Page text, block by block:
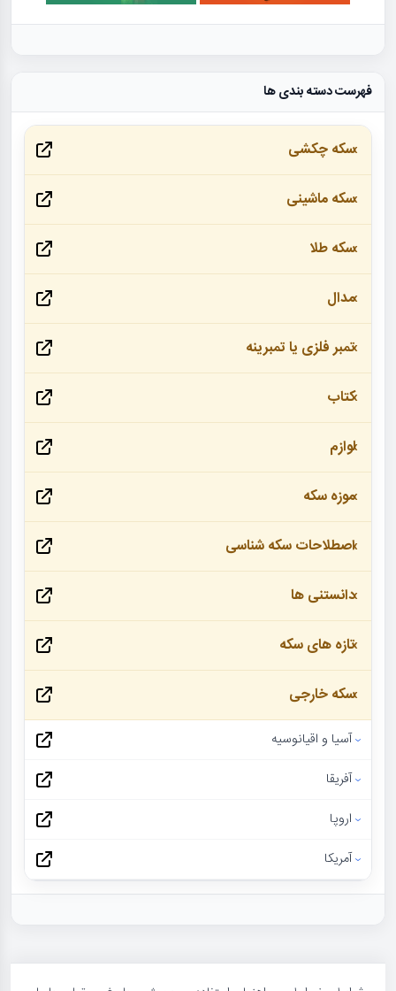
فهرست دسته بندی ها
سکه چکشی
سکه ماشینی
سکه طلا
مدال
تمبر فلزی یا تمبرینه
کتاب
لوازم
موزه سکه
اصطلاحات سکه شناسی
دانستنی ها
تازه های سکه
سکه خارجی
آسیا و اقیانوسیه
آفریقا
اروپا
آمریکا